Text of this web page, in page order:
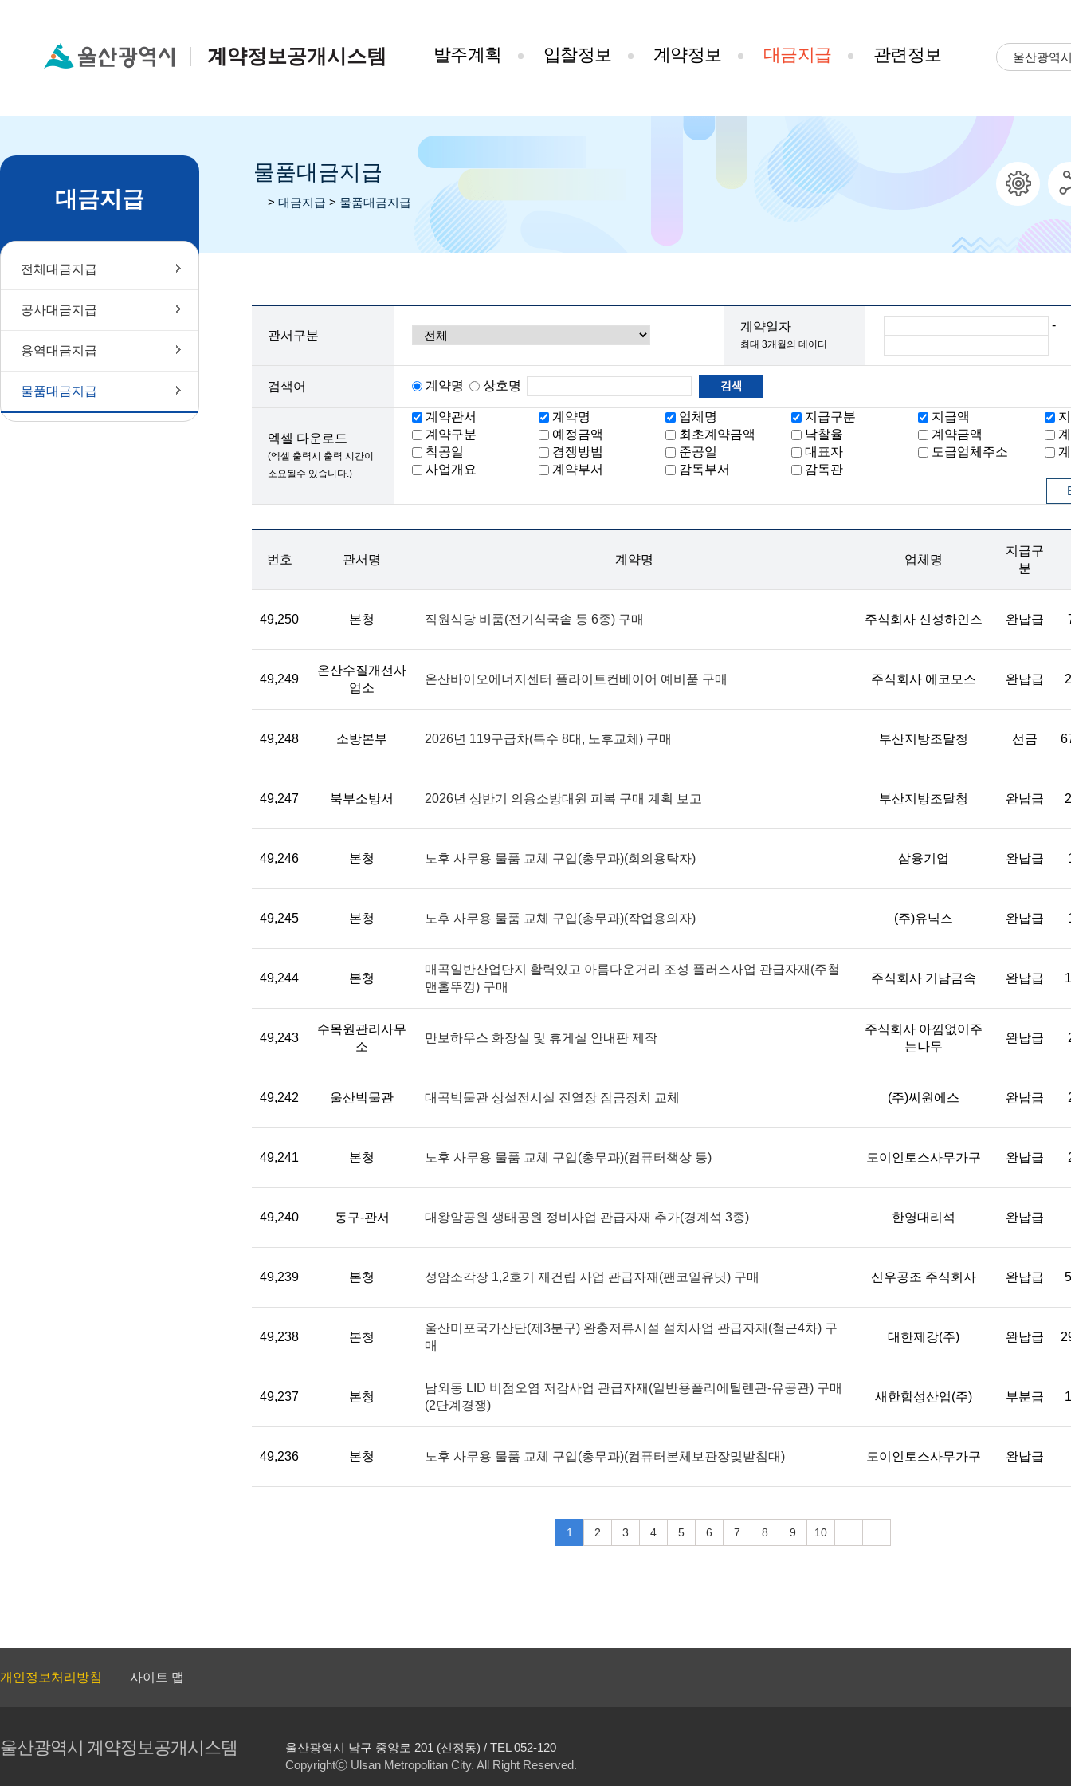
계약정보공개시스템 발주계획 입찰정보 계약정보 대금지급 관련정보 울산광역
대금지급
물품대금지급
home
> 대금지급 > 물품대금지급
전체대금지급
공사대금지급
용역대금지급
물품대금지급
관서구분
계약일자
최대 3개월의 데이터
-
검색어 계약명 상호명
엑셀 다운로드
(엑셀 출력시 출력 시간이
소요될수 있습니다.)
계약관서 계약명 업체명 지급구분 지급액
계약구분
예정금액 최초계약금액 낙찰율 계약금액
착공일
경쟁방법 준공일 대표자 도급업체주소
사업개요
계약부서 감독부서
감독관
번호 관서명 계약명 업체명
지급구
분
49,250 본청 직원식당 비품(전기식국솥 등 6종) 구매 주식회사 신성하인스 완납급
49,249
온산수질개선사
업소
온산바이오에너지센터 플라이트컨베이어 예비품 구매 주식회사 에코모스 완납급
49,248 소방본부 2026년 119구급차(특수 8대, 노후교체) 구매 부산지방조달청 선금
49,247 북부소방서 2026년 상반기 의용소방대원 피복 구매 계획 보고 부산지방조달청 완납급
49,246 본청 노후 사무용 물품 교체 구입(총무과)(회의용탁자) 삼융기업 완납급
49,245 본청 노후 사무용 물품 교체 구입(총무과)(작업용의자) (주)유닉스 완납급
49,244 본청
매곡일반산업단지 활력있고 아름다운거리 조성 플러스사업 관급자재(주철
맨홀뚜껑) 구매
주식회사 기남금속 완납급
49,243
수목원관리사무
소
만보하우스 화장실 및 휴게실 안내판 제작
주식회사 아낌없이주
는나무
완납급
49,242 울산박물관 대곡박물관 상설전시실 진열장 잠금장치 교체 (주)씨원에스 완납급
49,241 본청 노후 사무용 물품 교체 구입(총무과)(컴퓨터책상 등) 도이인토스사무가구 완납급
49,240 동구-관서 대왕암공원 생태공원 정비사업 관급자재 추가(경계석 3종) 한영대리석 완납급
49,239 본청 성암소각장 1,2호기 재건립 사업 관급자재(팬코일유닛) 구매 신우공조 주식회사 완납급
49,238 본청
울산미포국가산단(제3분구) 완충저류시설 설치사업 관급자재(철근4차) 구
매
대한제강(주) 완납급
49,237 본청
남외동 LID 비점오염 저감사업 관급자재(일반용폴리에틸렌관-유공관) 구매
(2단계경쟁)
새한합성산업(주) 부분급
49,236 본청 노후 사무용 물품 교체 구입(총무과)(컴퓨터본체보관장및받침대) 도이인토스사무가구 완납급
1 2 3 4 5 6 7 8 9 10
개인정보처리방침 사이트 맵
울산광역시 계약정보공개시스템
울산광역시 남구 중앙로 201 (신정동) / TEL 052-120
Copyrightⓒ Ulsan Metropolitan City. All Right Reserved.